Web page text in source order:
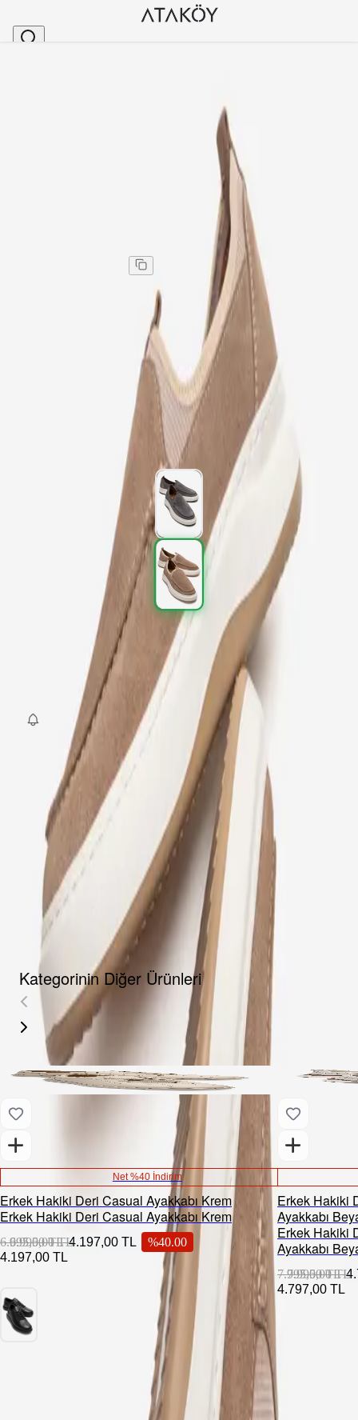
Erkek Hakiki Deri Streçli Günlük Loafer Ayakkabı
Erkek Hakiki Deri Streçli Günlük Loafer Ayakkabı Kum
Erkek Hakiki Deri Streçli Günlük Loafer Ayakkabı Kum
4.995,00 TL %40
43 44
SEPETE EKLE
Fırsat Kombini Componenti Buraya Gelecek
ÜRÜN HAKKINDA
TAKSIT SEÇENEKLERI
YORUMLAR
AKSESUARLAR
Kategorinin Diğer Ürünleri
Net %40 İndirim
Erkek Hakiki Deri Casual Ayakkabı Krem
Erkek Hakiki Deri Casual Ayakkabı Krem
6.995,00 TL 4.197,00 TL %40.00
4.197,00 TL
6.995,00 TL
Erkek Hakiki
Ayakkabı
Erkek Hakiki
Ayakkabı
7.995,00 TL
4.797,00 TL
7.995,00 TL